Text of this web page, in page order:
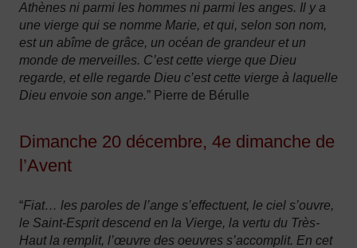
Athènes ni parmi les hommes ni parmi les anges. Il y a
une vierge qui se nomme Marie, et qui, selon son nom,
est un abîme de grâce, un océan de grandeur et un
monde de merveilles. C’est cette vierge que Dieu
regarde, et elle regarde Dieu c’est cette vierge à laquelle
Dieu envoie son ange.” Pierre de Bérulle
Dimanche 20 décembre, 4e dimanche de
l’Avent
“Fiat… les paroles de l’ange s’effectuent, le ciel s’ouvre,
le Saint-Esprit descend en la Vierge, la vertu du Très-
Haut la remplit, l’œuvre des oeuvres s’accomplit. En cet